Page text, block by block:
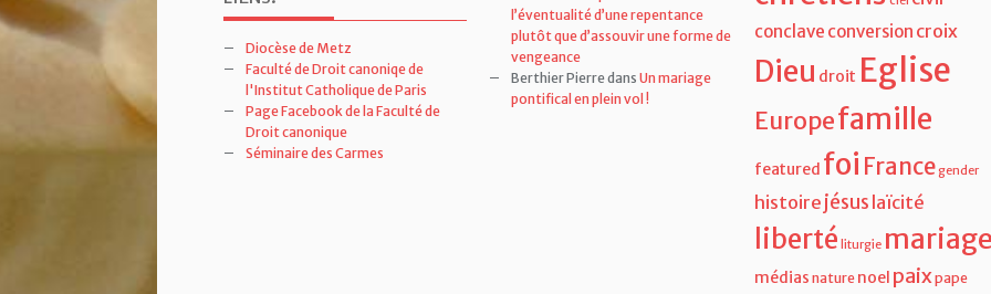
Diocèse de Metz
Faculté de Droit canoniqe de
l'Institut Catholique de Paris
Page Facebook de la Faculté de
Droit canonique
Séminaire des Carmes
l’éventualité d’une repentance
plutôt que d’assouvir une forme de
vengeance
Berthier Pierredans Un mariage
pontifical en plein vol !
conclave conversion croix
Dieu droit Eglise
Europefamille
featured foi Francegender
histoire jésus laïcité
liberté liturgie
médias nature noel paixpape